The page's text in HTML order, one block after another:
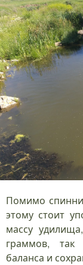
Помимо
этому стоит
массу
граммов, так
баланса и